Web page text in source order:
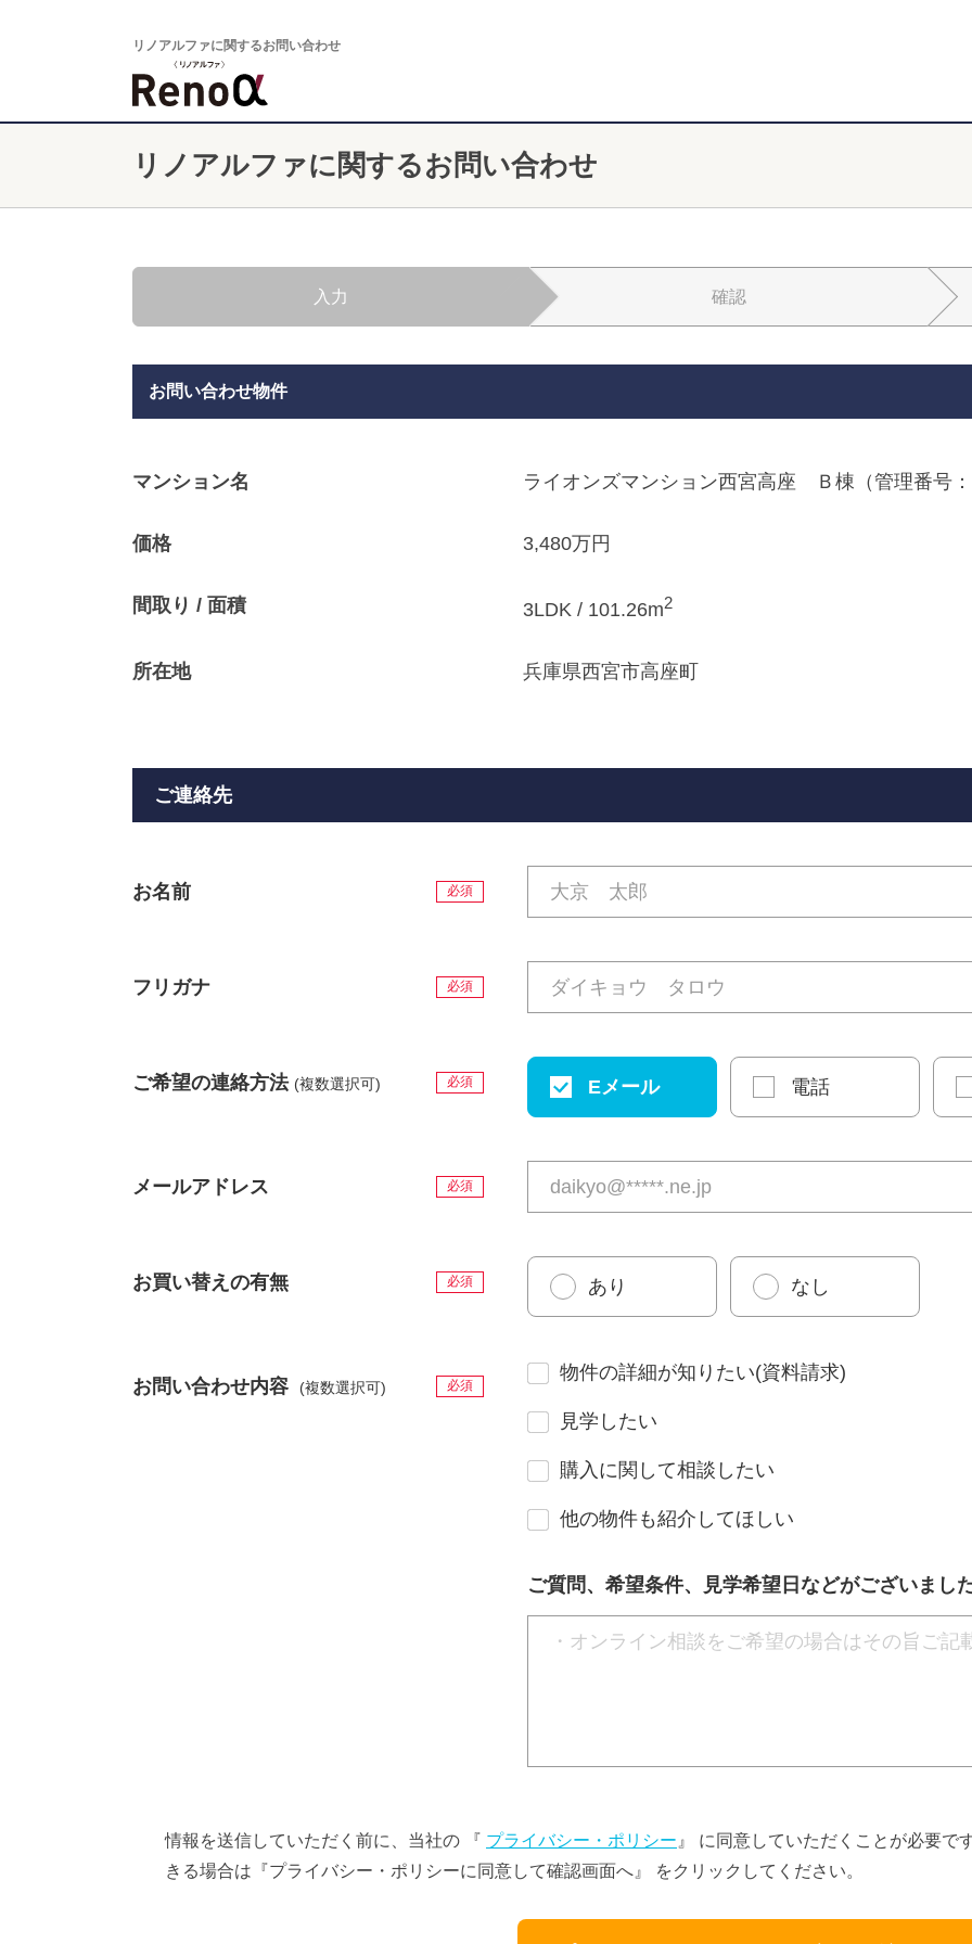
リノアルファに関するお問い合わせ
リノアルファに関するお問い合わせ
入力 確認
お問い合わせ物件
マンション名 ライオンズマンション西宮高座 Ｂ棟（管理番号
価格 3,480万円
間取り / 面積 3LDK / 101.26m2
所在地 兵庫県西宮市高座町
ご連絡先
お名前 必須
フリガナ 必須
ご希望の連絡方法 (複数選択可) 必須 Eメール 電話
メールアドレス 必須
お買い替えの有無 必須 あり なし
お問い合わせ内容 (複数選択可) 必須
物件の詳細が知りたい(資料請求)
見学したい
購入に関して相談したい
他の物件も紹介してほしい
ご質問、希望条件、見学希望日などがございまし
情報を送信していただく前に、当社の 『 プライバシー・ポリシー 』 に同意していただくことが必要で
きる場合は『プライバシー・ポリシーに同意して確認画面へ』 をクリックしてください。